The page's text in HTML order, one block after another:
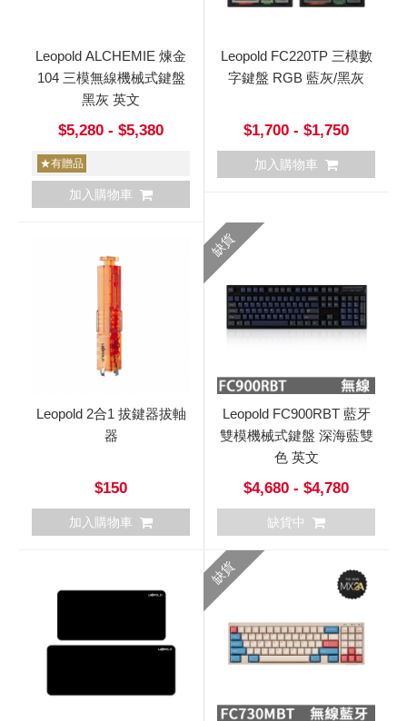
Leopold ALCHEMIE 煉金
104 三模無線機械式鍵盤
黑灰 英文
$5,280 - $5,380
★有贈品
加入購物車
Leopold FC220TP 三模數
字鍵盤 RGB 藍灰/黑灰
$1,700 - $1,750
加入購物車
Leopold 2合1 拔鍵器拔軸
器
$150
加入購物車
缺貨
Leopold FC900RBT 藍牙
雙模機械式鍵盤 深海藍雙
色 英文
$4,680 - $4,780
缺貨中
缺貨